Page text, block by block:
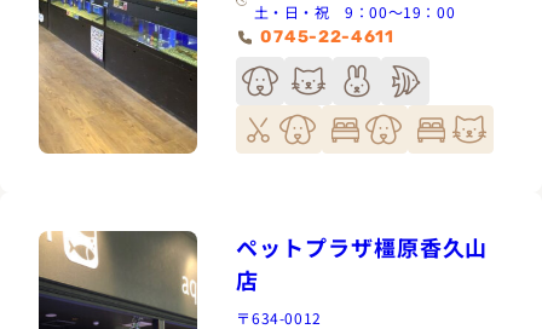
土・日・祝 9：00～19：00
0745-22-4611
ペットプラザ橿原香久山
店
〒634-0012